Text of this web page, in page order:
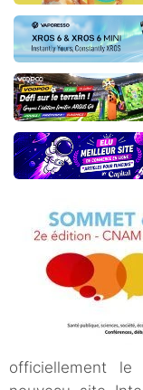
officiellement